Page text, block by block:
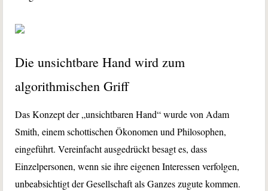
Die unsichtbare Hand wird zum
algorithmischen Griff
Das Konzept der „unsichtbaren Hand“ wurde von Adam
Smith, einem schottischen Ökonomen und Philosophen,
eingeführt. Vereinfacht ausgedrückt besagt es, dass
Einzelpersonen, wenn sie ihre eigenen Interessen verfolgen,
unbeabsichtigt der Gesellschaft als Ganzes zugute kommen.